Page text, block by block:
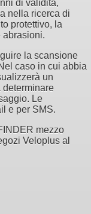
di validità,
nella ricerca di
protettivo, la
abrasioni.
la scansione
caso in cui abbia
un
determinare
Le
e per SMS.
mezzo
Veloplus al